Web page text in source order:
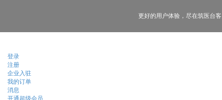
登录
注册
企业入驻
我的订单
消息
开通超级会员
更好的用户体验， 尽在筑医台